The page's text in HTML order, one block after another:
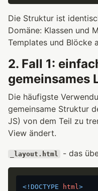
Die Struktur ist
Domäne: Klassen und
Templates und Blöcke
2. Fall 1:
gemeinsames
Die häufigste
gemeinsame Struktur
JS) von dem Teil zu
View ändert.
_layout.html - das
<!DOCTYPE html >